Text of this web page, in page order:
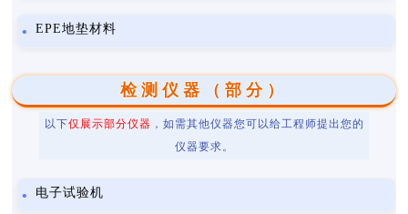
EPE地垫材料
检测仪器（部分）
以下仅展示部分仪器 ，如需其他仪器您可以给工程师提出您的
仪器要求。
电子试验机